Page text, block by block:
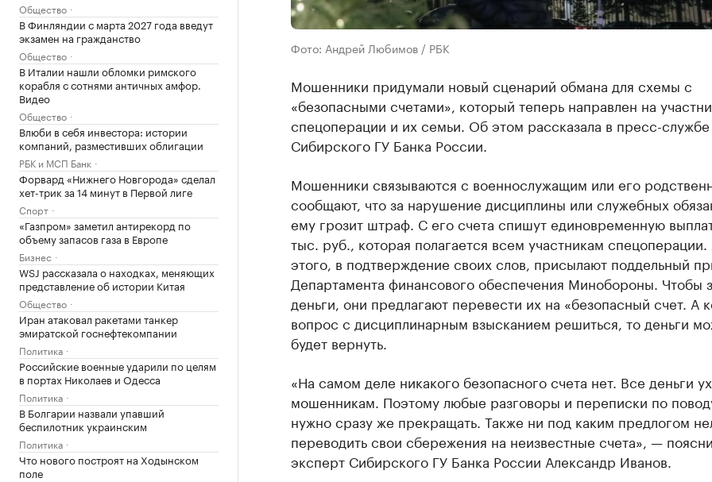
Общество
В Финляндии с марта 2027 года введут
экзамен на гражданство
Общество
В Италии нашли обломки римского
корабля с сотнями античных амфор.
Видео
Общество
Влюби в себя инвестора: истории
компаний, разместивших облигации
РБК и МСП Банк
Форвард «Нижнего Новгорода» сделал
хет-трик за 14 минут в Первой лиге
Спорт
«Газпром» заметил антирекорд по
объему запасов газа в Европе
Бизнес
WSJ рассказала о находках, меняющих
представление об истории Китая
Общество
Иран атаковал ракетами танкер
эмиратской госнефтекомпании
Политика
Российские военные ударили по целям
в портах Николаев и Одесса
Политика
В Болгарии назвали упавший
беспилотник украинским
Политика
Что нового построят на Ходынском
поле
Фото: Андрей Любимов / РБК
Мошенники придумали новый сценарий обмана для схемы с
«безопасными счетами», который теперь направлен на
спецоперации и их семьи. Об этом рассказала в пресс-службе
Сибирского ГУ Банка России.
Мошенники связываются с военнослужащим или его
сообщают, что за нарушение дисциплины или служебных
ему грозит штраф. С его счета спишут единовременную
тыс. руб., которая полагается всем участникам
этого, в подтверждение своих слов, присылают поддельный
Департамента финансового обеспечения Минобороны. Чтобы
деньги, они предлагают перевести их на «безопасный счет. А
вопрос с дисциплинарным взысканием решиться, то деньги
будет вернуть.
«На самом деле никакого безопасного счета нет. Все деньги
мошенникам. Поэтому любые разговоры и переписки по
нужно сразу же прекращать. Также ни под каким предлогом
переводить свои сбережения на неизвестные счета», —
эксперт Сибирского ГУ Банка России Александр Иванов.